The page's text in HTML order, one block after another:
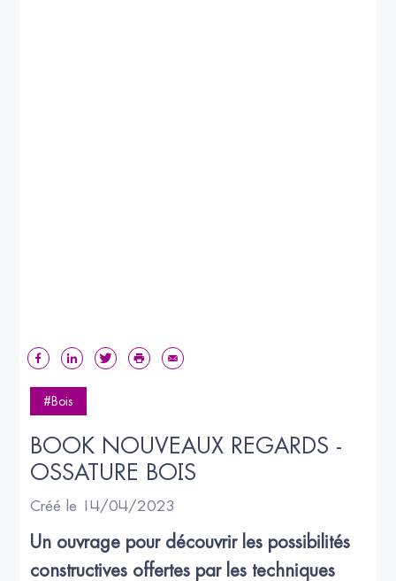
#Bois
BOOK NOUVEAUX REGARDS -
OSSATURE BOIS
Créé le 14/04/2023
Un ouvrage pour découvrir les possibilités
constructives offertes par les techniques